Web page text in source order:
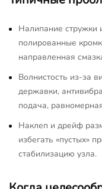
Налипание стружки
полированные
направленная
Волнистость из-за
державки,
подача,
Наклеп и дрейф
избегать «пустых»
стабилизацию узла.